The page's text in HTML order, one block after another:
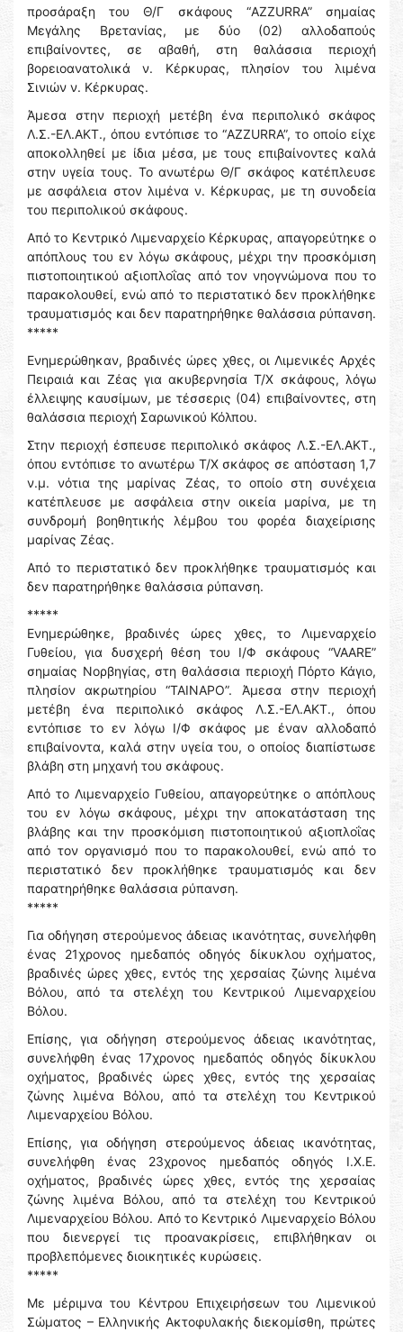
προσάραξη του Θ/Γ σκάφους “AZZURRA” σημαίας
Μεγάλης Βρετανίας, με δύο (02) αλλοδαπούς
επιβαίνοντες, σε αβαθή, στη θαλάσσια περιοχή
βορειοανατολικά ν. Κέρκυρας, πλησίον του λιμένα
Σινιών ν. Κέρκυρας.
Άμεσα στην περιοχή μετέβη ένα περιπολικό σκάφος
Λ.Σ.-ΕΛ.ΑΚΤ., όπου εντόπισε το “AZZURRA”, το οποίο είχε
αποκολληθεί με ίδια μέσα, με τους επιβαίνοντες καλά
στην υγεία τους. Το ανωτέρω Θ/Γ σκάφος κατέπλευσε
με ασφάλεια στον λιμένα ν. Κέρκυρας, με τη συνοδεία
του περιπολικού σκάφους.
Από το Κεντρικό Λιμεναρχείο Κέρκυρας, απαγορεύτηκε ο
απόπλους του εν λόγω σκάφους, μέχρι την προσκόμιση
πιστοποιητικού αξιοπλοΐας από τον νηογνώμονα που το
παρακολουθεί, ενώ από το περιστατικό δεν προκλήθηκε
τραυματισμός και δεν παρατηρήθηκε θαλάσσια ρύπανση.
*****
Ενημερώθηκαν, βραδινές ώρες χθες, οι Λιμενικές Αρχές
Πειραιά και Ζέας για ακυβερνησία Τ/Χ σκάφους, λόγω
έλλειψης καυσίμων, με τέσσερις (04) επιβαίνοντες, στη
θαλάσσια περιοχή Σαρωνικού Κόλπου.
Στην περιοχή έσπευσε περιπολικό σκάφος Λ.Σ.-ΕΛ.ΑΚΤ.,
όπου εντόπισε το ανωτέρω Τ/Χ σκάφος σε απόσταση 1,7
ν.μ. νότια της μαρίνας Ζέας, το οποίο στη συνέχεια
κατέπλευσε με ασφάλεια στην οικεία μαρίνα, με τη
συνδρομή βοηθητικής λέμβου του φορέα διαχείρισης
μαρίνας Ζέας.
Από το περιστατικό δεν προκλήθηκε τραυματισμός και
δεν παρατηρήθηκε θαλάσσια ρύπανση.
*****
Ενημερώθηκε, βραδινές ώρες χθες, το Λιμεναρχείο
Γυθείου, για δυσχερή θέση του Ι/Φ σκάφους “VAARE”
σημαίας Νορβηγίας, στη θαλάσσια περιοχή Πόρτο Κάγιο,
πλησίον ακρωτηρίου “ΤΑΙΝΑΡΟ”. Άμεσα στην περιοχή
μετέβη ένα περιπολικό σκάφος Λ.Σ.-ΕΛ.ΑΚΤ., όπου
εντόπισε το εν λόγω Ι/Φ σκάφος με έναν αλλοδαπό
επιβαίνοντα, καλά στην υγεία του, ο οποίος διαπίστωσε
βλάβη στη μηχανή του σκάφους.
Από το Λιμεναρχείο Γυθείου, απαγορεύτηκε ο απόπλους
του εν λόγω σκάφους, μέχρι την αποκατάσταση της
βλάβης και την προσκόμιση πιστοποιητικού αξιοπλοΐας
από τον οργανισμό που το παρακολουθεί, ενώ από το
περιστατικό δεν προκλήθηκε τραυματισμός και δεν
παρατηρήθηκε θαλάσσια ρύπανση.
*****
Για οδήγηση στερούμενος άδειας ικανότητας, συνελήφθη
ένας 21χρονος ημεδαπός οδηγός δίκυκλου οχήματος,
βραδινές ώρες χθες, εντός της χερσαίας ζώνης λιμένα
Βόλου, από τα στελέχη του Κεντρικού Λιμεναρχείου
Βόλου.
Επίσης, για οδήγηση στερούμενος άδειας ικανότητας,
συνελήφθη ένας 17χρονος ημεδαπός οδηγός δίκυκλου
οχήματος, βραδινές ώρες χθες, εντός της χερσαίας
ζώνης λιμένα Βόλου, από τα στελέχη του Κεντρικού
Λιμεναρχείου Βόλου.
Επίσης, για οδήγηση στερούμενος άδειας ικανότητας,
συνελήφθη ένας 23χρονος ημεδαπός οδηγός Ι.Χ.Ε.
οχήματος, βραδινές ώρες χθες, εντός της χερσαίας
ζώνης λιμένα Βόλου, από τα στελέχη του Κεντρικού
Λιμεναρχείου Βόλου. Από το Κεντρικό Λιμεναρχείο Βόλου
που διενεργεί τις προανακρίσεις, επιβλήθηκαν οι
προβλεπόμενες διοικητικές κυρώσεις.
*****
Με μέριμνα του Κέντρου Επιχειρήσεων του Λιμενικού
Σώματος – Ελληνικής Ακτοφυλακής διεκομίσθη, πρώτες